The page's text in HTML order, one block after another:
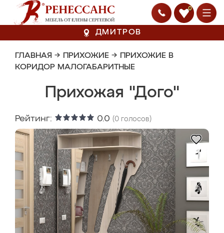
0
ДМИТРОВ
ГЛАВНАЯ → ПРИХОЖИЕ → ПРИХОЖИЕ В
КОРИДОР МАЛОГАБАРИТНЫЕ
Прихожая "Дого"
Рейтинг: 0.0 (0 голосов)